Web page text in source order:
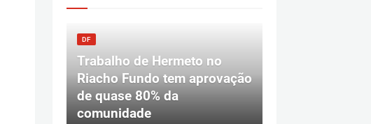
DF
Trabalho de Hermeto no
Riacho Fundo tem aprovação
de quase 80% da
comunidade